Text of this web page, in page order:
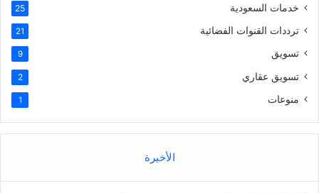
خدمات السعودية 25
ترددات القنوات الفضائية 21
تسويق 9
تسويق عقاري 2
منوعات 1
الأخيرة